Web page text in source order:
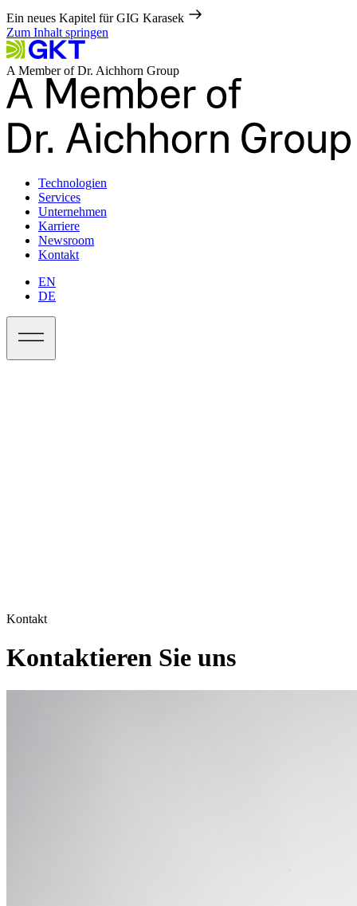
Ein neues Kapitel für GIG Karasek
Zum Inhalt springen
A Member of Dr. Aichhorn Group
Technologien
Services
Unternehmen
Karriere
Newsroom
Kontakt
EN
DE
Kontakt
Kontaktieren Sie uns